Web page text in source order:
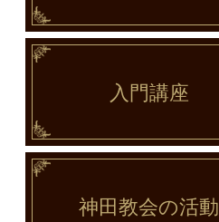
入門講座
神田教会の活動